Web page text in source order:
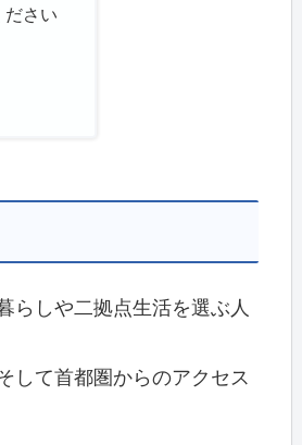
さい
らしや二拠点生活を選ぶ人
して首都圏からのアクセス